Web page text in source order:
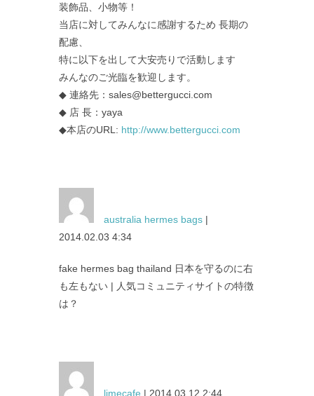
装飾品、小物等！
当店に対してみんなに感謝するため 長期の
配慮、
特に以下を出して大安売りで活動します
みんなのご光臨を歓迎します。
◆ 連絡先：sales@bettergucci.com
◆ 店 長：yaya
◆本店のURL: http://www.bettergucci.com
australia hermes bags |
2014.02.03 4:34
fake hermes bag thailand 日本を守るのに右
も左もない | 人気コミュニティサイトの特徴
は？
limecafe | 2014.03.12 2:44